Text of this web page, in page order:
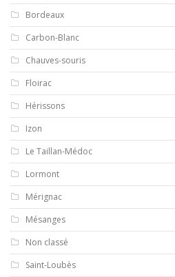
Bordeaux
Carbon-Blanc
Chauves-souris
Floirac
Hérissons
Izon
Le Taillan-Médoc
Lormont
Mérignac
Mésanges
Non classé
Saint-Loubès